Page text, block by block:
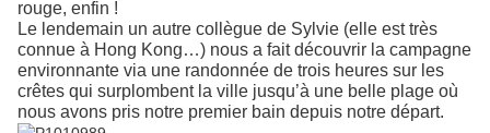
rouge, enfin !
Le lendemain un autre collègue de Sylvie (elle est très
connue à Hong Kong…) nous a fait découvrir la campagne
environnante via une randonnée de trois heures sur les
crêtes qui surplombent la ville jusqu’à une belle plage où
nous avons pris notre premier bain depuis notre départ.